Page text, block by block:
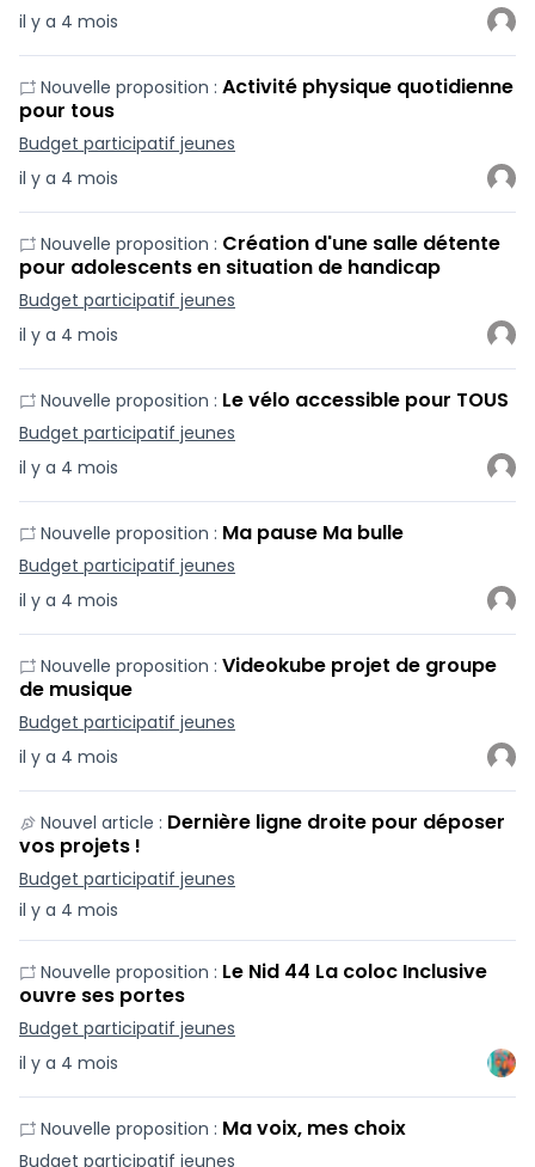
il y a 4 mois
il y a 4 mois
Nouvelle proposition : Activité physique quotidienne
pour tous
Budget participatif jeunes
il y a 4 mois
Nouvelle proposition : Création d'une salle détente
pour adolescents en situation de handicap
Budget participatif jeunes
il y a 4 mois
Nouvelle proposition : Le vélo accessible pour TOUS
Budget participatif jeunes
il y a 4 mois
Nouvelle proposition : Ma pause Ma bulle
Budget participatif jeunes
il y a 4 mois
Nouvelle proposition : Videokube projet de groupe
de musique
Budget participatif jeunes
il y a 4 mois
Nouvel article : Dernière ligne droite pour déposer
vos projets !
Budget participatif jeunes
il y a 4 mois
Nouvelle proposition : Le Nid 44 La coloc Inclusive
ouvre ses portes
Budget participatif jeunes
Nouvelle proposition : Ma voix, mes choix
Budget participatif jeunes